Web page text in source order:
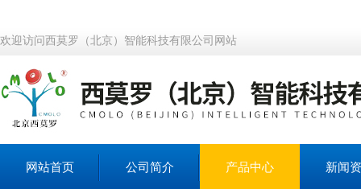
欢迎访问西莫罗（北京）智能科技有限公司网站
网站首页 公司简介 产品中心 新闻